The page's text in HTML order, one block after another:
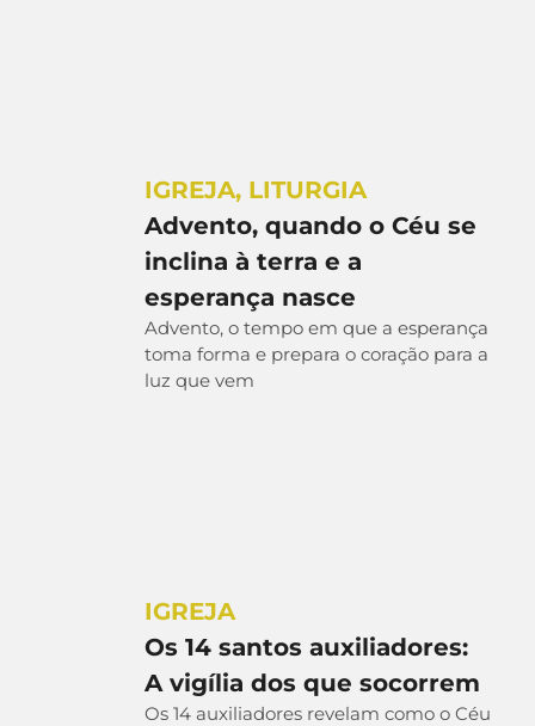
IGREJA, LITURGIA
Advento, quando o Céu se
inclina à terra e a
esperança nasce
Advento, o tempo em que a esperança
toma forma e prepara o coração para a
luz que vem
IGREJA
Os 14 santos auxiliadores:
A vigília dos que socorrem
Os 14 auxiliadores revelam como o Céu